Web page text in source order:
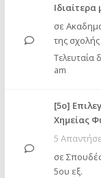
σε
της σχολής
Τελευταία
am
[5ο]
Χημείας
5
σε
5ου εξ.